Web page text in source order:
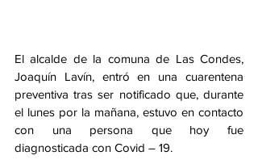
El alcalde de la comuna de Las Condes,
Joaquín Lavín, entró en una cuarentena
preventiva tras ser notificado que, durante
el lunes por la mañana, estuvo en contacto
con una persona que hoy fue
diagnosticada con Covid – 19.